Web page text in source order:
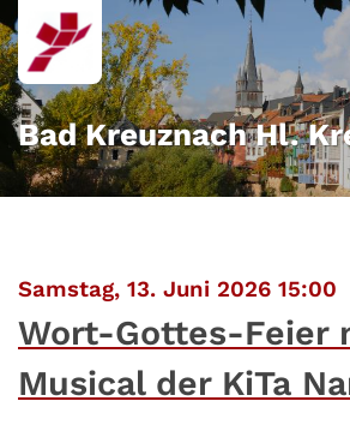
Zum Inhalt springen
Bad Kreuznach Hl.
Samstag, 13. Juni 2026 15:00
Wort-Gottes-Feier
Musical der KiTa